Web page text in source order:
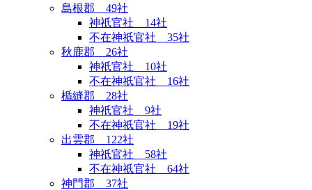
島根郡 49社
神祇官社 14社
不在神祇官社 35社
秋鹿郡 26社
神祇官社 10社
不在神祇官社 16社
楯縫郡 28社
神祇官社 9社
不在神祇官社 19社
出雲郡 122社
神祇官社 58社
不在神祇官社 64社
神門郡 37社